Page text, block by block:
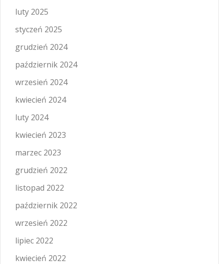
luty 2025
styczeń 2025
grudzień 2024
październik 2024
wrzesień 2024
kwiecień 2024
luty 2024
kwiecień 2023
marzec 2023
grudzień 2022
listopad 2022
październik 2022
wrzesień 2022
lipiec 2022
kwiecień 2022